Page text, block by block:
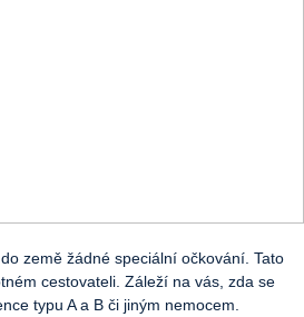
země žádné speciální očkování. Tato
cestovateli. Záleží na vás, zda se
typu A a B či jiným nemocem.